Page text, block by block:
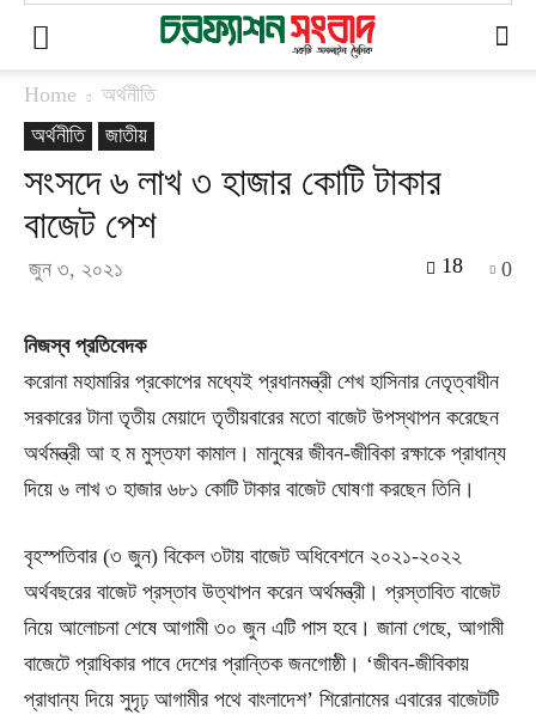
Home
অর্থনীতি
অর্থনীতি
জাতীয়
সংসদে ৬ লাখ ৩ হাজার কোটি টাকার
বাজেট পেশ
জুন ৩, ২০২১ 0
18
নিজস্ব প্রতিবেদক
করোনা মহামারির প্রকোপের মধ্যেই প্রধানমন্ত্রী শেখ হাসিনার নেতৃত্বাধীন
সরকারের টানা তৃতীয় মেয়াদে তৃতীয়বারের মতো বাজেট উপস্থাপন করেছেন
অর্থমন্ত্রী আ হ ম মুস্তফা কামাল। মানুষের জীবন-জীবিকা রক্ষাকে প্রাধান্য
দিয়ে ৬ লাখ ৩ হাজার ৬৮১ কোটি টাকার বাজেট ঘোষণা করছেন তিনি।
বৃহস্পতিবার (৩ জুন) বিকেল ৩টায় বাজেট অধিবেশনে ২০২১-২০২২
অর্থবছরের বাজেট প্রস্তাব উত্থাপন করেন অর্থমন্ত্রী। প্রস্তাবিত বাজেট
নিয়ে আলোচনা শেষে আগামী ৩০ জুন এটি পাস হবে। জানা গেছে, আগামী
বাজেটে প্রাধিকার পাবে দেশের প্রান্তিক জনগোষ্ঠী। ‘জীবন-জীবিকায়
প্রাধান্য দিয়ে সুদৃঢ় আগামীর পথে বাংলাদেশ’ শিরোনামের এবারের বাজেটটি